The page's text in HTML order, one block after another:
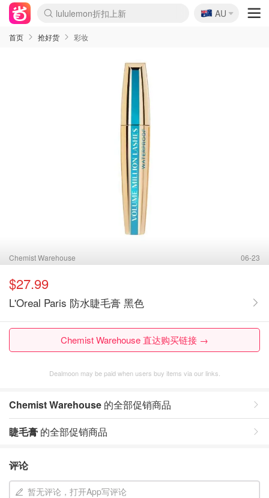
Sasa美妆护肤3.5折
SSENSE年中2.5折
FreshBeauty好价汇总
Cettire降价+叠9折
WWS Coles超市实拍
viagogo二手票捡漏
Myer折扣汇总
The Outnet奢牌1折起
David Jones 3折起
Flannels大牌1折
Perfumes Club护肤1折
AMIRO面罩$251
Amazon折扣汇总
eToro入金$200送$50
Amazon数码好物
ICONIC本周7.5折
ThedoubleF高奢地板价
Moose Knuckles 6折
EUFY摄像头$98
Selenichast首饰2折
Trip机票酒店促销
YSL送5件彩妆礼
Amazon家居好物
Amazon美妆护肤
雅漾大喷$8
过敏原检测盒$33
科颜氏高保湿面霜$29
SEALIFE海洋馆门票6折
丝塔芙大白罐$16
订阅Newsletter送香薰
Cult Beauty 6.8折
Harrods圣诞日历$525
LN-CC奢牌私促3折
d'Alba空姐喷雾$16
EVE LOM套装£56
Bernardelli独家4折
Adore Beauty 6折起
CT圣诞日历
Mytheresa奢品2.7折
Luxury Escapes 9折
Currentbody美容仪$881
MOON Garden Live
Roborock扫地机$649
Tingo Life水杯$24
Valentino官网5折
CR洗护套装$23
修丽可4件套$159
GANNI官网4.5折
Stylevana韩妆4折
Tessabit高奢8.5折
OGX洗发水$11
Amazon阿德莱德次日达
卡诗8.5折+赠礼
Philips Hue灯具8折
La Mer送8件礼值$529
🇦🇺
AU
首页 抢好货 彩妆
Chemist Warehouse 06-23
$27.99
L'Oreal Paris 防水睫毛膏 黑色
Chemist Warehouse 直达购买链接 →
Dealmoon may be paid when users buy items via our links.
Chemist Warehouse 的全部促销商品
睫毛膏 的全部促销商品
评论
暂无评论，打开App写评论